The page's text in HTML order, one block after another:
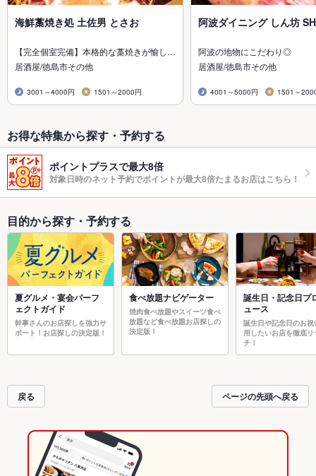
海鮮藁焼き処 土佐男 とさお
【完全個室完備】本格的な藁焼きが愉し…
居酒屋/徳島市その他
3001～4000円 1501～2000円
阿波ダイニング しん坊
阿波の地物にこだわり◎
居酒屋/徳島市その他
4001～5000円 1501～
お得な特集から探す・予約する
ポイントプラスで最大8倍
対象日時のネット予約でポイントが最大8倍たまるお店はこちら！
目的から探す・予約する
夏グルメ・宴会パーフ
ェクトガイド
幹事さんのお店探しを強力サ
ポート！お店探しの決定版！
食べ放題ナビゲーター
焼肉食べ放題やスイーツ食べ
放題など食べ放題お店探しの
決定版！
誕生日・記念日プ
ュース
誕生日や記念日のお祝
用したいお店を徹底リ
チ！
戻る ページの先頭へ戻る